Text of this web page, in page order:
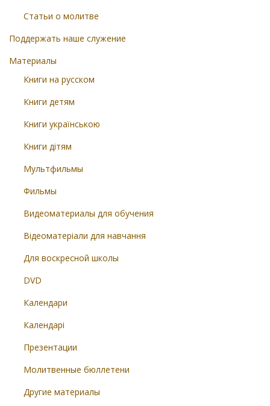
Статьи о молитве
Поддержать наше служение
Материалы
Книги на русском
Книги детям
Книги українською
Книги дітям
Мультфильмы
Фильмы
Видеоматериалы для обучения
Відеоматеріали для навчання
Для воскресной школы
DVD
Календари
Календарі
Презентации
Молитвенные бюллетени
Другие материалы